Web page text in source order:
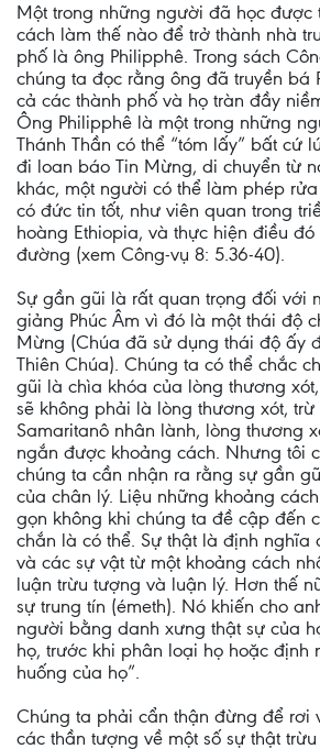
Một trong những người đã học được
cách làm thế nào để trở thành nhà
phố là ông Philipphê. Trong sách
chúng ta đọc rằng ông đã truyền bá
cả các thành phố và họ tràn đầy
Ông Philipphê là một trong những
Thánh Thần có thể “tóm lấy” bất cứ
đi loan báo Tin Mừng, di chuyển từ
khác, một người có thể làm phép
có đức tin tốt, như viên quan trong
hoàng Ethiopia, và thực hiện điều
đường (xem Công-vụ 8: 5.36-40).
Sự gần gũi là rất quan trọng đối với
giảng Phúc Âm vì đó là một thái độ
Mừng (Chúa đã sử dụng thái độ ấy
Thiên Chúa). Chúng ta có thể chắc
gũi là chìa khóa của lòng thương
sẽ không phải là lòng thương xót,
Samaritanô nhân lành, lòng thương
ngắn được khoảng cách. Nhưng tôi
chúng ta cần nhận ra rằng sự gần
của chân lý. Liệu những khoảng
gọn không khi chúng ta đề cập đến
chắn là có thể. Sự thật là định nghĩa
và các sự vật từ một khoảng cách
luận trừu tượng và luận lý. Hơn thế
sự trung tín (émeth). Nó khiến cho
người bằng danh xưng thật sự của
họ, trước khi phân loại họ hoặc định
huống của họ”.
Chúng ta phải cẩn thận đừng để rơi
các thần tượng về một số sự thật